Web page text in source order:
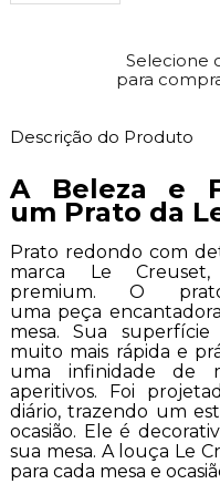
Selecione
para
Descrição do Produto
A Beleza e
um Prato da
Prato redondo com
marca Le
premium. O
uma peça
mesa. Sua
muito mais rápida e
uma infinidade de
aperitivos. Foi
diário, trazendo um
ocasião. Ele é
sua mesa. A louça Le
para cada mesa e